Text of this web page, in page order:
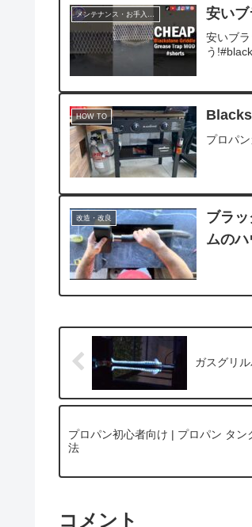
メンテナンス・お手入れ方法 安い
安いブ
う
HOW TO
プロパ
改造・改良
ブラ
ムのハ
ガスグリ
プロパン初心者向け | プロパン タ
法
コメント